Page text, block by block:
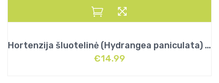
Hortenzija šluotelinė (Hydrangea paniculata) „Silver Dollar”
€14.99